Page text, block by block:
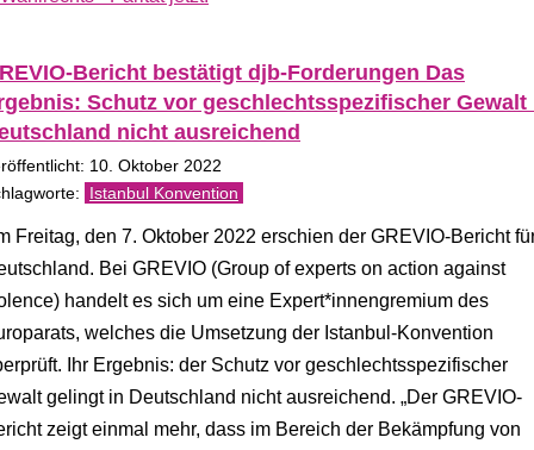
Bericht bestätigt djb-Forderungen Das
Schutz vor geschlechtsspezifischer Gewalt
nicht ausreichend
10. Oktober 2022
Istanbul Konvention
Freitag, den 7. Oktober 2022 erschien der GREVIO-Bericht
Bei GREVIO (Group of experts on action against
handelt es sich um eine Expert*innengremium des
welches die Umsetzung der Istanbul-Konvention
Ihr Ergebnis: der Schutz vor geschlechtsspezifischer
gelingt in Deutschland nicht ausreichend. „Der GREVIO-
zeigt einmal mehr, dass im Bereich der Bekämpfung von